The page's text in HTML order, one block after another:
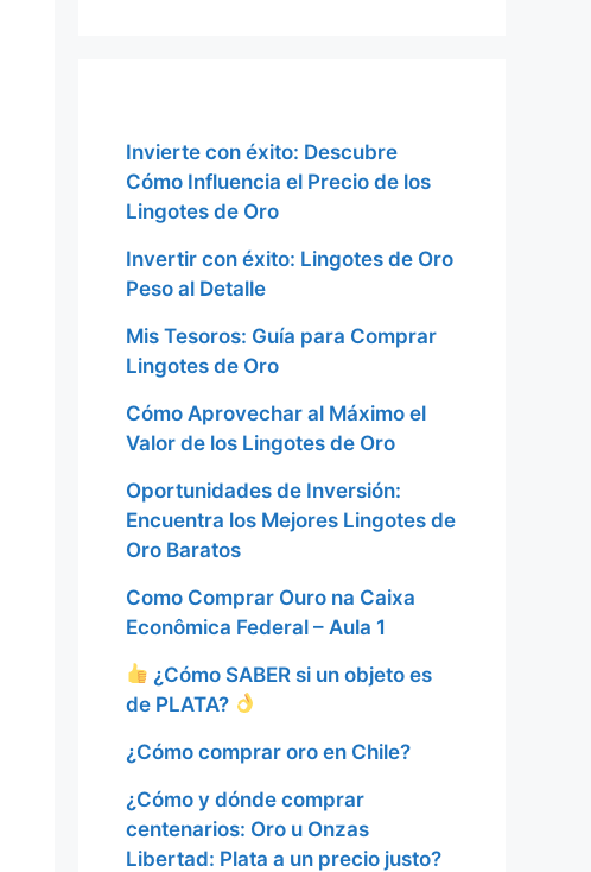
Invierte con éxito: Descubre
Cómo Influencia el Precio de los
Lingotes de Oro
Invertir con éxito: Lingotes de Oro
Peso al Detalle
Mis Tesoros: Guía para Comprar
Lingotes de Oro
Cómo Aprovechar al Máximo el
Valor de los Lingotes de Oro
Oportunidades de Inversión:
Encuentra los Mejores Lingotes de
Oro Baratos
Como Comprar Ouro na Caixa
Econômica Federal – Aula 1
¿Cómo SABER si un objeto es
de PLATA?
¿Cómo comprar oro en Chile?
¿Cómo y dónde comprar
centenarios: Oro u Onzas
Libertad: Plata a un precio justo?